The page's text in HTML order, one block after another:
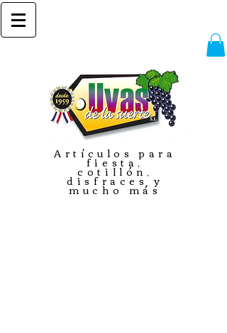
Artículos para
fiesta,
cotillón,
disfraces y
mucho más